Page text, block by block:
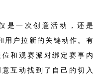
是一次创意活动，还 是
用户拉新的关键动作。有
和观赛派对绑定赛事内
互动找到了自己的切入